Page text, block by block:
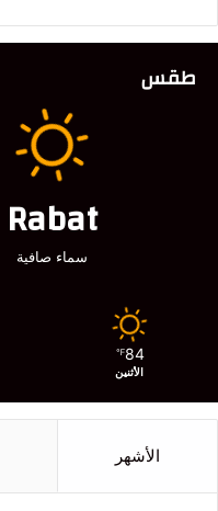
طقس
Rabat
سماء صافية
84
℉
الأثنين
الأشهر